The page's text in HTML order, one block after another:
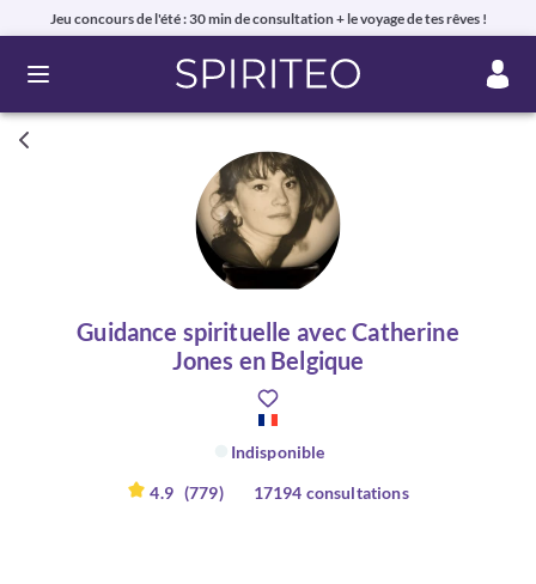
Jeu concours de l'été : 30 min de consultation + le voyage de tes rêves !
Ouvrir le menu
Guidance spirituelle avec Catherine
Jones en Belgique
Indisponible
4.9 (779) 17194 consultations